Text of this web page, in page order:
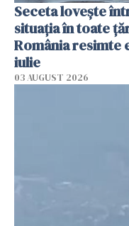
Seceta lovește
situația în toate
România resimte
iulie
03 AUGUST 2026